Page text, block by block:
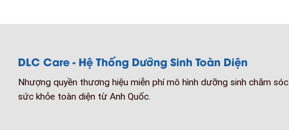
DLC Care - Hệ Thống Dưỡng Sinh Toàn Diện
Nhượng quyền thương hiệu miễn phí mô hình dưỡng sinh chăm sóc
sức khỏe toàn diện từ Anh Quốc.